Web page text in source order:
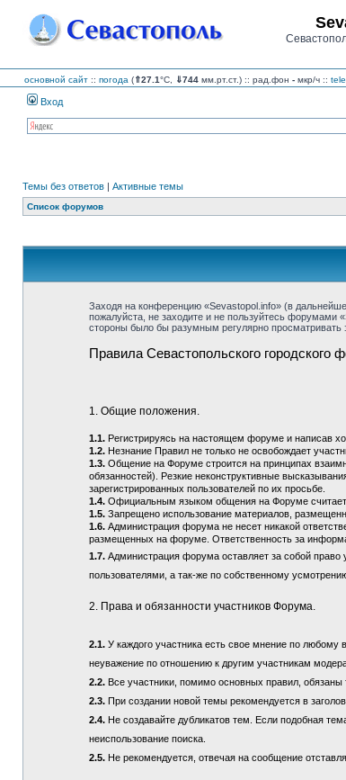
основной сайт :: погода (⇑27.1°C, ⇓744 мм.рт.ст.) :: рад.фон - мкр/ч ::
Вход
Темы без ответов | Активные темы
Список форумов
Заходя на конференцию «Sevastopol.info» (в
пожалуйста, не заходите и не пользуйтесь
стороны было бы разумным регулярно просматривать
Правила Севастопольского городского
1. Общие положения.
1.1.Регистрируясь на настоящем форуме и написав
1.2.Незнание Правил не только не освобождает
1.3.Общение на Форуме строится на принципах
обязанностей). Резкие неконструктивные
зарегистрированных пользователей по их просьбе.
1.4.Официальным языком общения на Форуме
1.5.Запрещено использование материалов,
1.6. Администрация форума не несет никакой
размещенных на форуме. Ответственность за
1.7. Администрация форума оставляет за собой
пользователями, а так-же по собственному
2. Права и обязанности участников Форума.
2.1.У каждого участника есть свое мнение по любому
неуважение по отношению к другим участникам
2.2.Все участники, помимо основных правил, обязаны
2.3.При создании новой темы рекомендуется в
2.4.Не создавайте дубликатов тем. Если подобная
неиспользование поиска.
2.5.Не рекомендуется, отвечая на сообщение